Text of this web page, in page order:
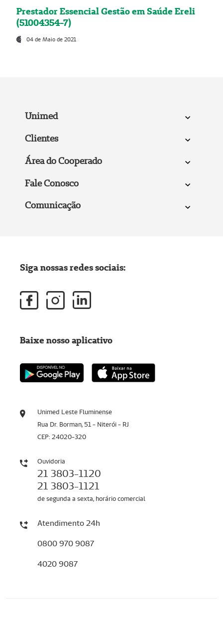
Prestador Essencial Gestão em Saúde Ereli
(51004354-7)
04 de Maio de 2021
Unimed
Clientes
Área do Cooperado
Fale Conosco
Comunicação
Unimed Leste Fluminense
Rua Dr. Borman, 51 - Niterói - RJ
CEP: 24020-320
Ouvidoria
21 3803-1120
21 3803-1121
de segunda a sexta, horário comercial
Atendimento 24h
0800 970 9087
4020 9087
Siga nossas redes sociais:
Baixe nosso aplicativo